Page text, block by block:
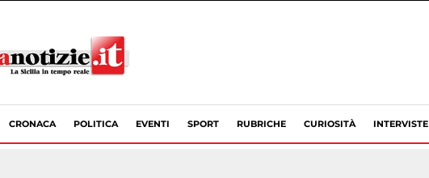
CRONACA POLITICA EVENTI SPORT RUBRICHE CURIOSITÀ INTERVISTE